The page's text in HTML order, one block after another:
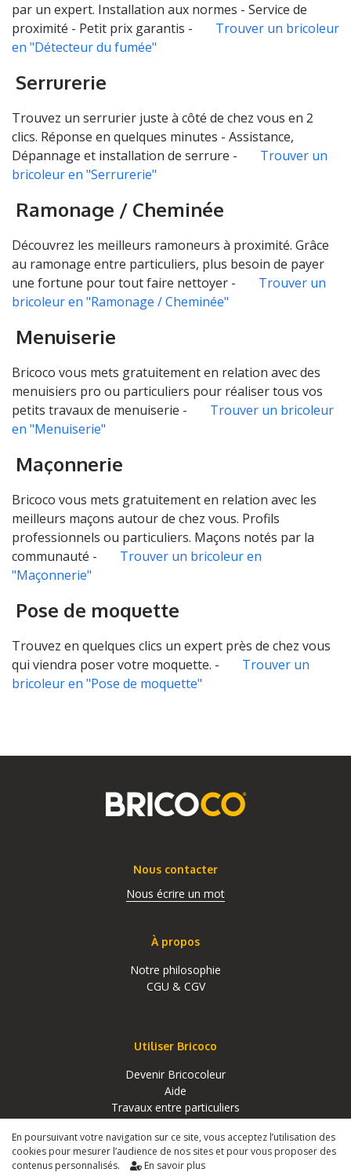
par un expert. Installation aux normes - Service de
proximité - Petit prix garantis -
Trouver un bricoleur
en "Détecteur du fumée"
Serrurerie
Trouvez un serrurier juste à côté de chez vous en 2
clics. Réponse en quelques minutes - Assistance,
Dépannage et installation de serrure -
Trouver un
bricoleur en "Serrurerie"
Ramonage / Cheminée
Découvrez les meilleurs ramoneurs à proximité. Grâce
au ramonage entre particuliers, plus besoin de payer
une fortune pour tout faire nettoyer -
Trouver un
bricoleur en "Ramonage / Cheminée"
Menuiserie
Bricoco vous mets gratuitement en relation avec des
menuisiers pro ou particuliers pour réaliser tous vos
petits travaux de menuiserie -
Trouver un bricoleur
en "Menuiserie"
Maçonnerie
Bricoco vous mets gratuitement en relation avec les
meilleurs maçons autour de chez vous. Profils
professionnels ou particuliers. Maçons notés par la
communauté -
Trouver un bricoleur en
"Maçonnerie"
Pose de moquette
Trouvez en quelques clics un expert près de chez vous
qui viendra poser votre moquette. -
Trouver un
bricoleur en "Pose de moquette"
Nous contacter
Nous écrire un mot
À propos
Notre philosophie
CGU & CGV
Utiliser Bricoco
Devenir Bricocoleur
Aide
Travaux entre particuliers
En poursuivant votre navigation sur ce site, vous acceptez l’utilisation des
cookies pour mesurer l’audience de nos sites et pour vous proposer des
contenus personnalisés.
En savoir plus